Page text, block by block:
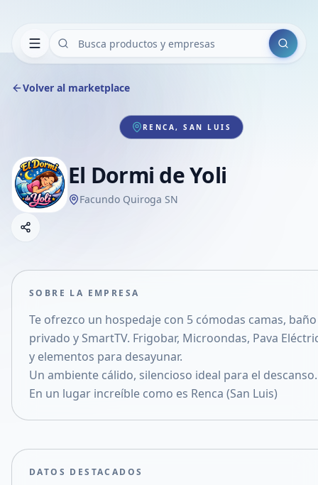
Buscar
Volver al marketplace
RENCA, SAN LUIS
El Dormi de Yoli
Facundo Quiroga SN
Compartir empresa
Compartir en X
SOBRE LA EMPRESA
Te ofrezco un hospedaje con 5 cómodas camas, baño
privado y SmartTV. Frigobar, Microondas, Pava
y elementos para desayunar.
Un ambiente cálido, silencioso ideal para el descanso.
En un lugar increíble como es Renca (San Luis)
DATOS DESTACADOS